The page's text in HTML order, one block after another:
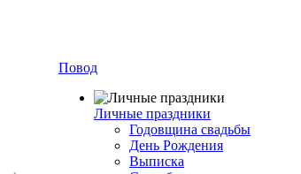
Повод
Личные праздники
Годовщина свадьбы
День Рождения
Выписка